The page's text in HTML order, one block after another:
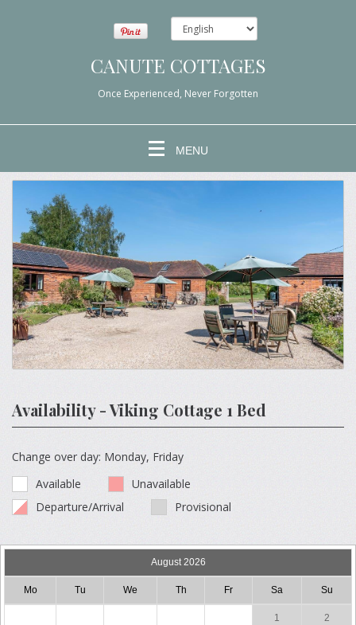
CANUTE COTTAGES
Once Experienced, Never Forgotten
MENU
Availability - Viking Cottage 1 Bed
Change over day: Monday, Friday
Available
Unavailable
Departure/Arrival
Provisional
August 2026
Mo Tu We Th Fr Sa Su
1 2